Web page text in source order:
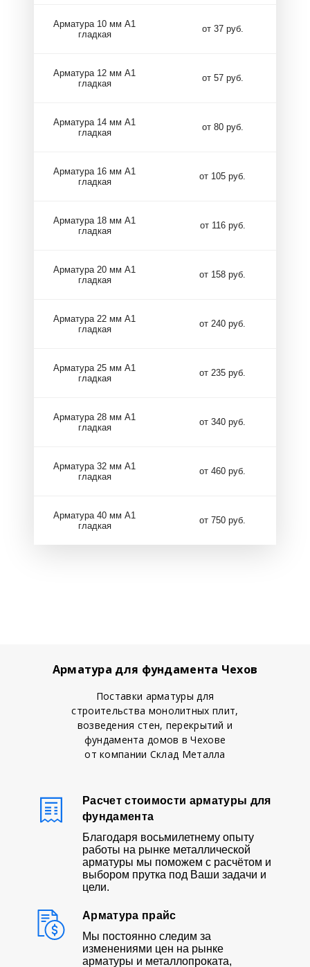
Арматура 10 мм А1
гладкая
от 37 руб.
Арматура 12 мм А1
гладкая
от 57 руб.
Арматура 14 мм А1
гладкая
от 80 руб.
Арматура 16 мм А1
гладкая
от 105 руб.
Арматура 18 мм А1
гладкая
от 116 руб.
Арматура 20 мм А1
гладкая
от 158 руб.
Арматура 22 мм А1
гладкая
от 240 руб.
Арматура 25 мм А1
гладкая
от 235 руб.
Арматура 28 мм А1
гладкая
от 340 руб.
Арматура 32 мм А1
гладкая
от 460 руб.
Арматура 40 мм А1
гладкая
от 750 руб.
Арматура для фундамента Чехов
Поставки арматуры для
строительства монолитных плит,
возведения стен, перекрытий и
фундамента домов в Чехове
от компании Склад Металла
Расчет стоимости арматуры для
фундамента
Благодаря восьмилетнему опыту
работы на рынке металлической
арматуры мы поможем с расчётом и
выбором прутка под Ваши задачи и
цели.
Арматура прайс
Мы постоянно следим за
изменениями цен на рынке
арматуры и металлопроката,